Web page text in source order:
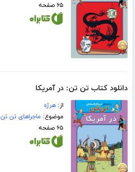
۶۵ صفحه
دانلود کتاب تن تن: در آمریکا
از:هرژه
موضوع: ماجراهای تن تن
۶۵ صفحه